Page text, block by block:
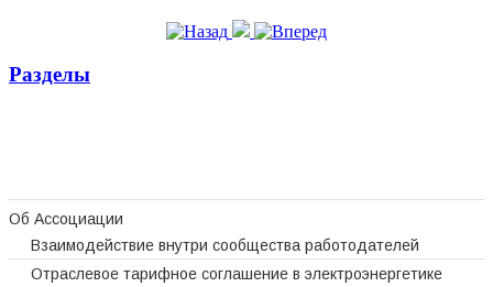
Разделы
Об Ассоциации
Взаимодействие внутри сообщества работодателей
Отраслевое тарифное соглашение в электроэнергетике